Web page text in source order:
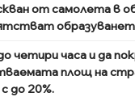
от самолета в
четири часа и да
площ на
до 20%.